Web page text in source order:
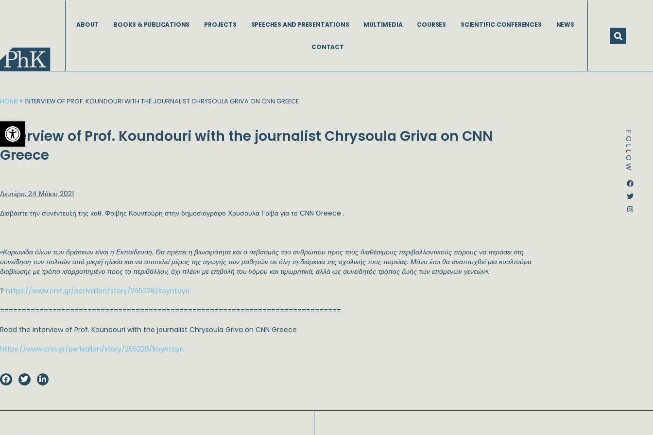
Open toolbar
ABOUT BOOKS & PUBLICATIONS PROJECTS SPEECHES AND PRESENTATIONS MULTIMEDIA COURSES SCIENTIFIC CONFERENCES NEWS
CONTACT
FOLLOW
HOME > ΙNTERVIEW OF PROF. KOUNDOURI WITH THE JOURNALIST CHRYSOULA GRIVA ON CNN GREECE
Ιnterview of Prof. Koundouri with the journalist Chrysoula Griva on CNN
Greece
Δευτέρα, 24 Μάϊου 2021
Διαβάστε την συνέντευξη της καθ. Φοίβης Κουντούρη στην δημοσιογράφο Χρυσούλα Γρίβα για το CNN Greece .
«Κορωνίδα όλων των δράσεων είναι η Εκπαίδευση. Θα πρέπει η βιωσιμότητα και ο σεβασμός του ανθρώπου προς τους διαθέσιμους περιβαλλοντικούς πόρους να περάσει στη
συνείδηση των πολιτών από μικρή ηλικία και να αποτελεί μέρος της αγωγής των μαθητών σε όλη τη διάρκεια της σχολικής τους πορείας. Μόνο έτσι θα αναπτυχθεί μια κουλτούρα
διαβίωσης με τρόπο ισορροπημένο προς το περιβάλλον, όχι πλέον με επιβολή του νόμου και τιμωρητικά, αλλά ως συνειδητός τρόπος ζωής των επόμενων γενεών».
? https://www.cnn.gr/perivallon/story/265228/koyntoyri
==============================================================================
Read the interview of Prof. Koundouri with the journalist Chrysoula Griva on CNN Greece
https://www.cnn.gr/perivallon/story/265228/koyntoyri